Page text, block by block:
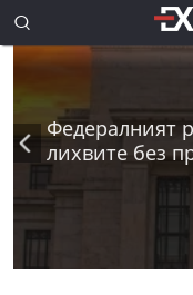
Федералният
лихвите без